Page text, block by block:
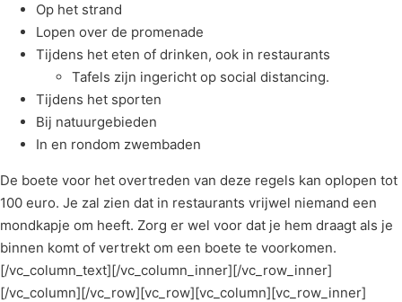
Op het strand
Lopen over de promenade
Tijdens het eten of drinken, ook in restaurants
Tafels zijn ingericht op social distancing.
Tijdens het sporten
Bij natuurgebieden
In en rondom zwembaden
De boete voor het overtreden van deze regels kan oplopen tot
100 euro. Je zal zien dat in restaurants vrijwel niemand een
mondkapje om heeft. Zorg er wel voor dat je hem draagt als je
binnen komt of vertrekt om een boete te voorkomen.
[/vc_column_text][/vc_column_inner][/vc_row_inner]
[/vc_column][/vc_row][vc_row][vc_column][vc_row_inner]